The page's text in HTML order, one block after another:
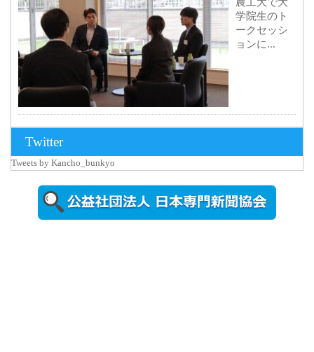
学院生のト
ークセッシ
ョンに...
ォトスポッ
ト （8...
Twitter
Tweets by Kancho_bunkyo